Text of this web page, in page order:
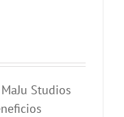
Studios